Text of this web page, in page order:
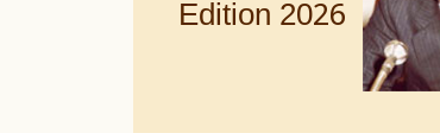
Edition 2026